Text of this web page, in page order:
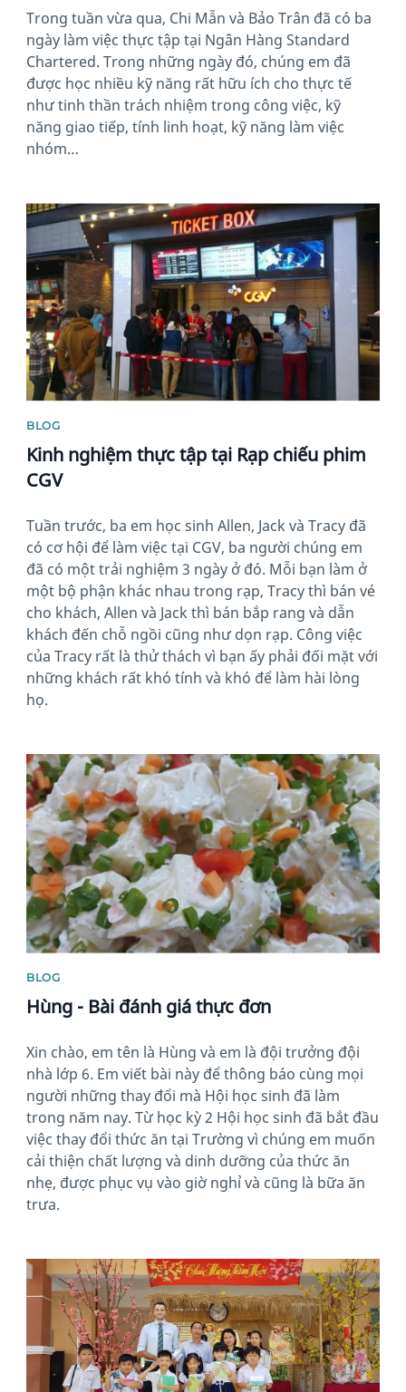
Trong tuần vừa qua, Chi Mẫn và Bảo Trân đã có ba
ngày làm việc thực tập tại Ngân Hàng Standard
Chartered. Trong những ngày đó, chúng em đã
được học nhiều kỹ năng rất hữu ích cho thực tế
như tinh thần trách nhiệm trong công việc, kỹ
năng giao tiếp, tính linh hoạt, kỹ năng làm việc
nhóm…
News image
BLOG
Kinh nghiệm thực tập tại Rạp chiếu phim
CGV
Tuần trước, ba em học sinh Allen, Jack và Tracy đã
có cơ hội để làm việc tại CGV, ba người chúng em
đã có một trải nghiệm 3 ngày ở đó. Mỗi bạn làm ở
một bộ phận khác nhau trong rạp, Tracy thì bán vé
cho khách, Allen và Jack thì bán bắp rang và dẫn
khách đến chỗ ngồi cũng như dọn rạp. Công việc
của Tracy rất là thử thách vì bạn ấy phải đối mặt với
những khách rất khó tính và khó để làm hài lòng
họ.
News image
BLOG
Hùng - Bài đánh giá thực đơn
Xin chào, em tên là Hùng và em là đội trưởng đội
nhà lớp 6. Em viết bài này để thông báo cùng mọi
người những thay đổi mà Hội học sinh đã làm
trong năm nay. Từ học kỳ 2 Hội học sinh đã bắt đầu
việc thay đổi thức ăn tại Trường vì chúng em muốn
cải thiện chất lượng và dinh dưỡng của thức ăn
nhẹ, được phục vụ vào giờ nghỉ và cũng là bữa ăn
trưa.
News image